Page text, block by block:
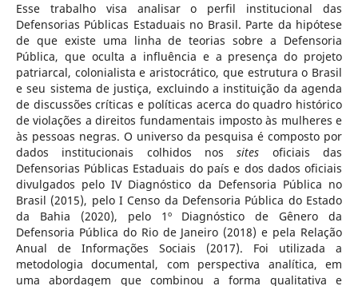
Esse trabalho visa analisar o perfil institucional das
Defensorias Públicas Estaduais no Brasil. Parte da hipótese
de que existe uma linha de teorias sobre a Defensoria
Pública, que oculta a influência e a presença do projeto
patriarcal, colonialista e aristocrático, que estrutura o Brasil
e seu sistema de justiça, excluindo a instituição da agenda
de discussões críticas e políticas acerca do quadro histórico
de violações a direitos fundamentais imposto às mulheres e
às pessoas negras. O universo da pesquisa é composto por
dados institucionais colhidos nossites oficiais das
Defensorias Públicas Estaduais do país e dos dados oficiais
divulgados pelo IV Diagnóstico da Defensoria Pública no
Brasil (2015), pelo I Censo da Defensoria Pública do Estado
da Bahia (2020), pelo 1º Diagnóstico de Gênero da
Defensoria Pública do Rio de Janeiro (2018) e pela Relação
Anual de Informações Sociais (2017). Foi utilizada a
metodologia documental, com perspectiva analítica, em
uma abordagem que combinou a forma qualitativa e